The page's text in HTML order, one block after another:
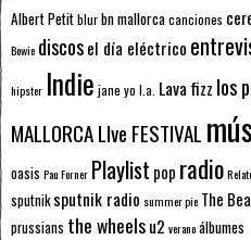
Albert Petitblurbn mallorcacanciones
Bowie discosel día eléctrico
hipster Indie jane yo l.a. Lava fizz los
MALLORCA LIve FESTIVAL
oasis Pau Forner Playlist pop radio
sputnik sputnik radio summer pie The
prussians the wheelsu2 veranoálbumes